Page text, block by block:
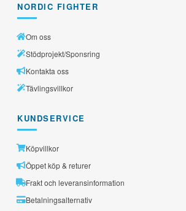
NORDIC FIGHTER
Om oss
Stödprojekt/Sponsring
Kontakta oss
Tävlingsvillkor
KUNDSERVICE
Köpvillkor
Öppet köp & returer
Frakt och leveransinformation
Betalningsalternativ